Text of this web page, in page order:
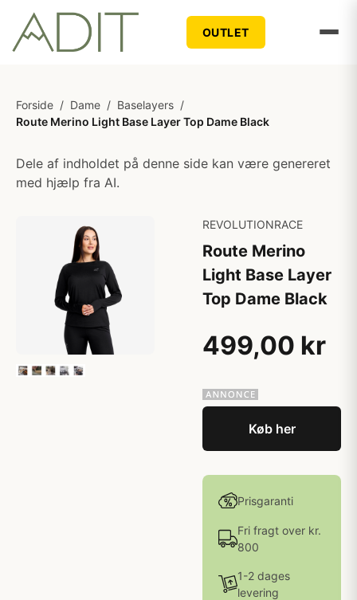
OUTLET
Forside / Dame / Baselayers /
Route Merino Light Base Layer Top Dame Black
Dele af indholdet på denne side kan være genereret
med hjælp fra AI.
REVOLUTIONRACE
Route Merino
Light Base Layer
Top Dame Black
499,00 kr
Køb her
Prisgaranti
Fri fragt over kr.
800
1-2 dages
levering